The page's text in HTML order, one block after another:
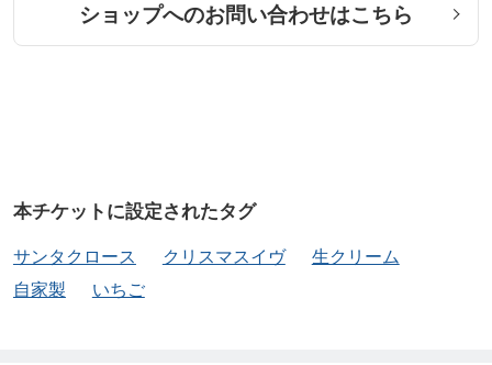
ショップへのお問い合わせはこちら
本チケットに設定されたタグ
サンタクロース クリスマスイヴ
生クリーム
自家製
いちご